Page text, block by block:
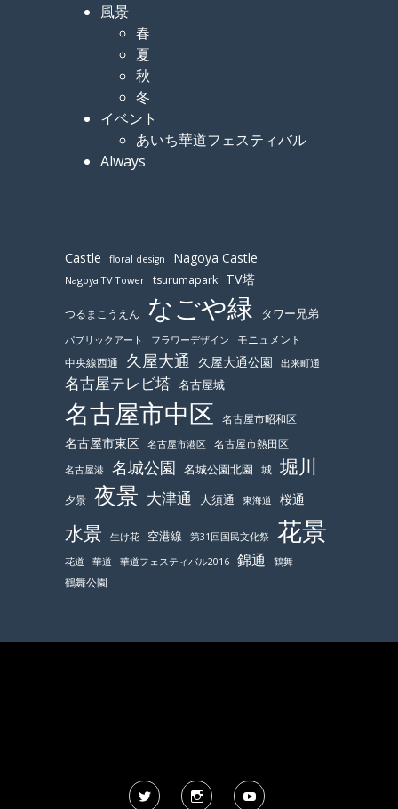
風景
春
夏
秋
冬
イベント
あいち華道フェスティバル
Always
Castle floral design Nagoya Castle
Nagoya TV Tower tsurumapark TV塔
つるまこうえん なごや緑 タワー兄弟
パブリックアート フラワーデザイン
モニュメント
中央線西通
久屋大通 久屋大通公園 出来町通
名古屋テレビ塔 名古屋城
名古屋市中区 名古屋市昭和区
名古屋市東区 名古屋市港区 名古屋市熱田区
名古屋港 名城公園 名城公園北園 城 堀川
夕景 夜景 大津通 大須通 東海道 桜通
水景 生け花 空港線 第31回国民文化祭 花景
花道 華道 華道フェスティバル2016 錦通 鶴舞
鶴舞公園